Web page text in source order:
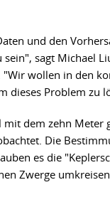
und den
sagt Michael
"Wir wollen in den
dieses Problem zu
dem zehn Meter
Die
es die
Zwerge